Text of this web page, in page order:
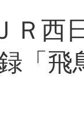
Ｒ西
「